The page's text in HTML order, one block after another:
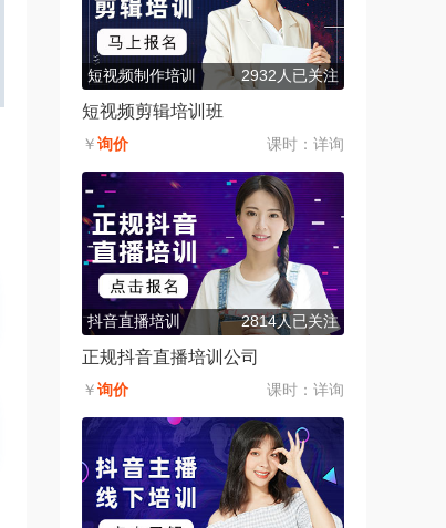
短视频制作培训 2932人已关注
短视频剪辑培训班
￥询价 课时： 详询
抖音直播培训 2814人已关注
正规抖音直播培训公司
￥询价 课时： 详询